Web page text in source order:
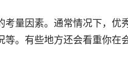
量因素。通常情况下，优
。有些地方还会看重你在